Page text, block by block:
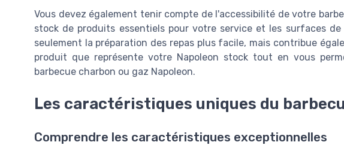
Vous devez également tenir compte de l'accessibilité de votre
stock de produits essentiels pour votre service et les surfaces
seulement la préparation des repas plus facile, mais contribue
produit que représente votre Napoleon stock tout en vous
barbecue charbon ou gaz Napoleon.
Les caractéristiques uniques du
Comprendre les caractéristiques exceptionnelles